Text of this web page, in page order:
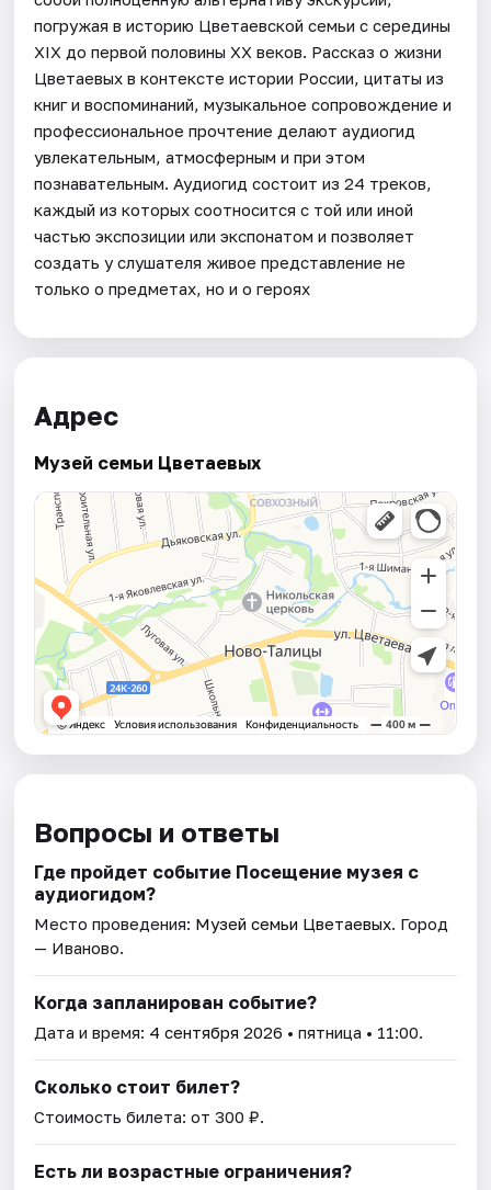
погружая в историю Цветаевской семьи с середины
XIX до первой половины XX веков. Рассказ о жизни
Цветаевых в контексте истории России, цитаты из
книг и воспоминаний, музыкальное сопровождение и
профессиональное прочтение делают аудиогид
увлекательным, атмосферным и при этом
познавательным. Аудиогид состоит из 24 треков,
каждый из которых соотносится с той или иной
частью экспозиции или экспонатом и позволяет
создать у слушателя живое представление не
только о предметах, но и о героях
Адрес
Музей семьи Цветаевых
Вопросы и ответы
Где пройдет событие Посещение музея с
аудиогидом?
Место проведения: Музей семьи Цветаевых. Город
— Иваново.
Когда запланирован событие?
Дата и время: 4 сентября 2026 • пятница • 11:00.
Сколько стоит билет?
Стоимость билета: от 300 ₽.
Есть ли возрастные ограничения?